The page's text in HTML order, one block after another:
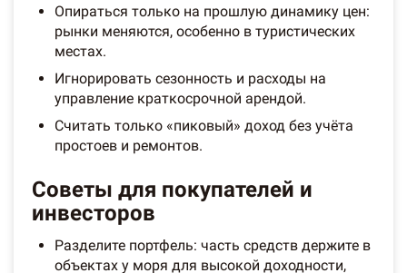
Опираться только на прошлую динамику цен:
рынки меняются, особенно в туристических
местах.
Игнорировать сезонность и расходы на
управление краткосрочной арендой.
Считать только «пиковый» доход без учёта
простоев и ремонтов.
Советы для покупателей и
инвесторов
Разделите портфель: часть средств держите в
объектах у моря для высокой доходности,